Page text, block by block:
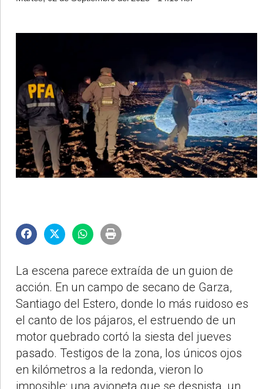
La escena parece extraída de un guion de
acción. En un campo de secano de Garza,
Santiago del Estero, donde lo más ruidoso es
el canto de los pájaros, el estruendo de un
motor quebrado cortó la siesta del jueves
pasado. Testigos de la zona, los únicos ojos
en kilómetros a la redonda, vieron lo
imposible: una avioneta que se despista, un